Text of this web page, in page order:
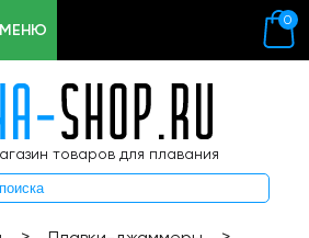
товаров для плавания
0
МЕНЮ